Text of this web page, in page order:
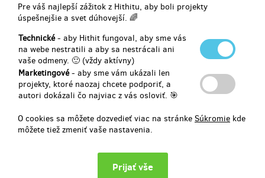
Pre váš najlepší zážitok z Hithitu, aby boli projekty
úspešnejšie a svet dúhovejší. 🌈
Technické- aby Hithit fungoval, aby sme vás
na webe nestratili a aby sa nestrácali ani
vaše odmeny. 🙂 (vždy aktívny)
Marketingové- aby sme vám ukázali len
projekty, ktoré naozaj chcete podporiť, a
autori dokázali čo najviac z vás osloviť. 🎯
O cookies sa môžete dozvedieť viac na stránke Súkromie kde
môžete tiež zmeniť vaše nastavenia.
KNÍŽKA V PAPÍROVÉ PODOBĚ
Posílám Ti tři stovky, pošli mi za ně svoji knížku. Do Z-boxu,
poštovné je v ceně. Nechám Ti tady svoji adresu, abys mi to mohl
poslat. Chci si přečíst, co jsi napsal.
12,36 €
(300 Kč)